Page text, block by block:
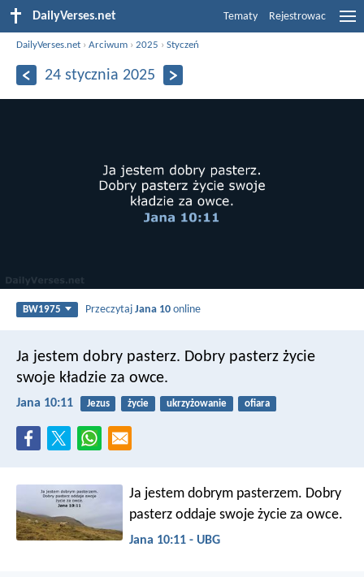
DailyVerses.net Tematy Rejestrowac
DailyVerses.net ›Arciwum ›2025 ›Styczeń
24 stycznia 2025
BW1975 PrzeczytajJana 10 online
Ja jestem dobry pasterz. Dobry pasterz życie
swoje kładzie za owce.
Jana 10:11 Jezus życie ukrzyżowanie ofiara
Ja jestem dobrym pasterzem. Dobry
pasterz oddaje swoje życie za owce.
Jana 10:11 - UBG